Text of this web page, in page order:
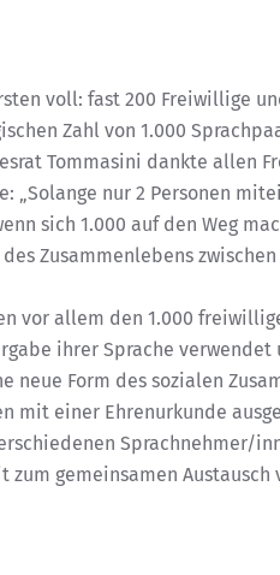
voll: fast 200 Freiwillige
Zahl von 1.000
Tommasini dankte allen
„Solange nur 2 Personen
sich 1.000 auf den Weg
Zusammenlebens
vor allem den 1.000
ihrer Sprache
neue Form des sozialen
mit einer Ehrenurkunde
Sprachnehmer/
gemeinsamen Austausch